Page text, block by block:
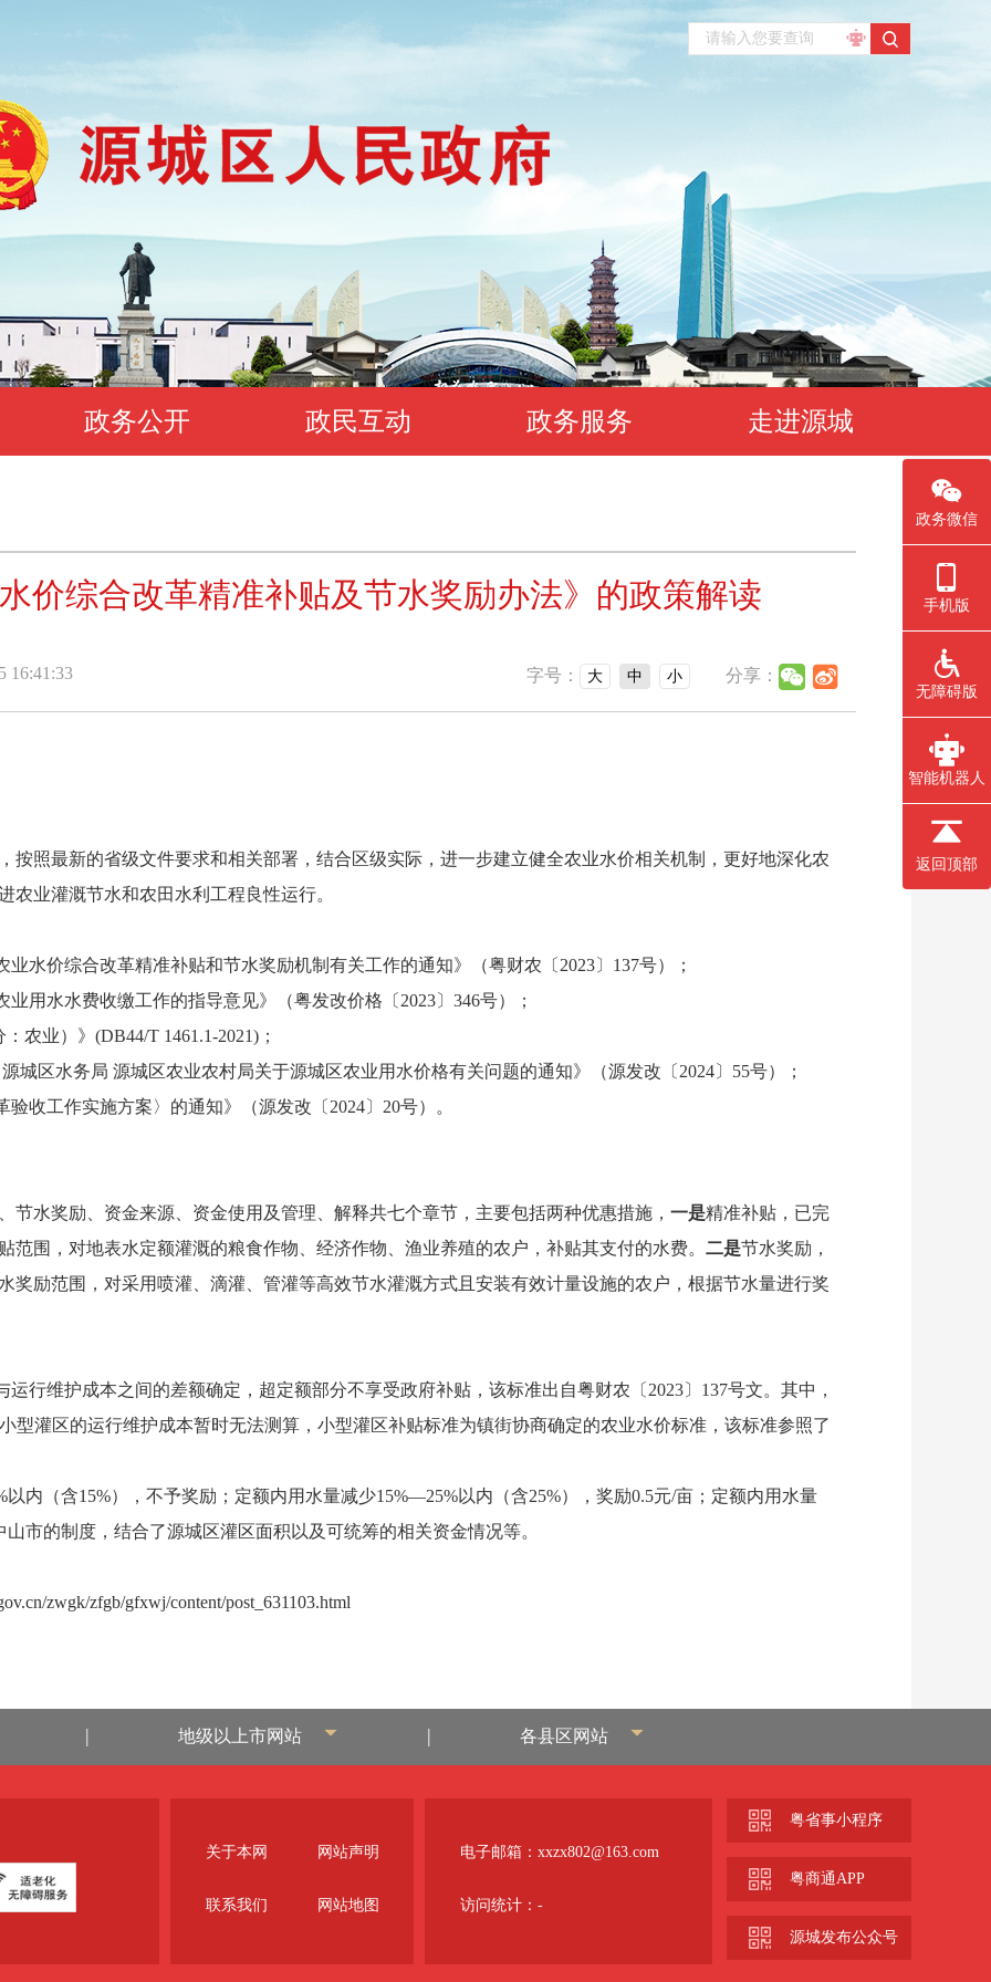
政务公开 政民互动 政务服务 走进源城
价综合改革精准补贴及节水奖励办法》的政策解读
16:41:33 字号： 大 中 小 分享：
最新的省级文件要求和相关部署，结合区级实际，进一步建立健全农业水价相关机制，更好地深化农
农业灌溉节水和农田水利工程良性运行。
价综合改革精准补贴和节水奖励机制有关工作的通知》（粤财农〔2023〕137号）；
水水费收缴工作的指导意见》（粤发改价格〔2023〕346号）；
业）》(DB44/T 1461.1-2021)；
水务局 源城区农业农村局关于源城区农业用水价格有关问题的通知》（源发改〔2024〕55号）；
工作实施方案〉的通知》（源发改〔2024〕20号）。
奖励、资金来源、资金使用及管理、解释共七个章节，主要包括两种优惠措施， 一是精准补贴，已完
范围，对地表水定额灌溉的粮食作物、经济作物、渔业养殖的农户，补贴其支付的水费。 二是节水奖励，
奖励范围，对采用喷灌、滴灌、管灌等高效节水灌溉方式且安装有效计量设施的农户，根据节水量进行奖
维护成本之间的差额确定，超定额部分不享受政府补贴，该标准出自粤财农〔2023〕137号文。其中，
型灌区的运行维护成本暂时无法测算，小型灌区补贴标准为镇街协商确定的农业水价标准，该标准参照了
（含15%），不予奖励；定额内用水量减少15%—25%以内（含25%），奖励0.5元/亩；定额内用水量
市的制度，结合了源城区灌区面积以及可统筹的相关资金情况等。
zwgk/zfgb/gfxwj/content/post_631103.html
| 地级以上市网站 | 各县区网站
关于本网 网站声明
联系我们 网站地图
电子邮箱：xxzx802@163.com
访问统计： -
粤省事小程序
粤商通APP
源城发布公众号
政务微信
手机版
无障碍版
智能机器人
返回顶部